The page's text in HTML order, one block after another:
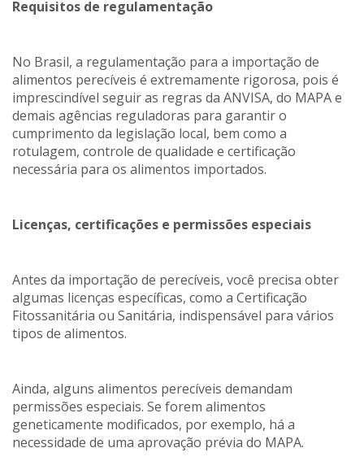
Requisitos de regulamentação
No Brasil, a regulamentação para a importação de
alimentos perecíveis é extremamente rigorosa, pois é
imprescindível seguir as regras da ANVISA, do MAPA e
demais agências reguladoras para garantir o
cumprimento da legislação local, bem como a
rotulagem, controle de qualidade e certificação
necessária para os alimentos importados.
Licenças, certificações e permissões especiais
Antes da importação de perecíveis, você precisa obter
algumas licenças específicas, como a Certificação
Fitossanitária ou Sanitária, indispensável para vários
tipos de alimentos.
Ainda, alguns alimentos perecíveis demandam
permissões especiais. Se forem alimentos
geneticamente modificados, por exemplo, há a
necessidade de uma aprovação prévia do MAPA.